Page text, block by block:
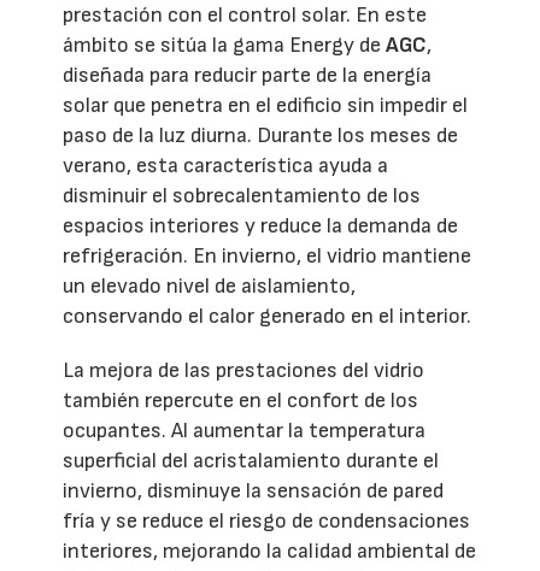
prestación con el control solar. En este
ámbito se sitúa la gama Energy de AGC,
diseñada para reducir parte de la energía
solar que penetra en el edificio sin impedir el
paso de la luz diurna. Durante los meses de
verano, esta característica ayuda a
disminuir el sobrecalentamiento de los
espacios interiores y reduce la demanda de
refrigeración. En invierno, el vidrio mantiene
un elevado nivel de aislamiento,
conservando el calor generado en el interior.
La mejora de las prestaciones del vidrio
también repercute en el confort de los
ocupantes. Al aumentar la temperatura
superficial del acristalamiento durante el
invierno, disminuye la sensación de pared
fría y se reduce el riesgo de condensaciones
interiores, mejorando la calidad ambiental de